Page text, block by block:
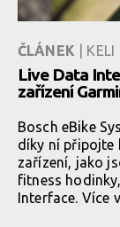
ČLÁNEK | KELI
Live Data
zařízení
Bosch eBike
díky ní připojte
zařízení, jako
fitness
Interface. Více